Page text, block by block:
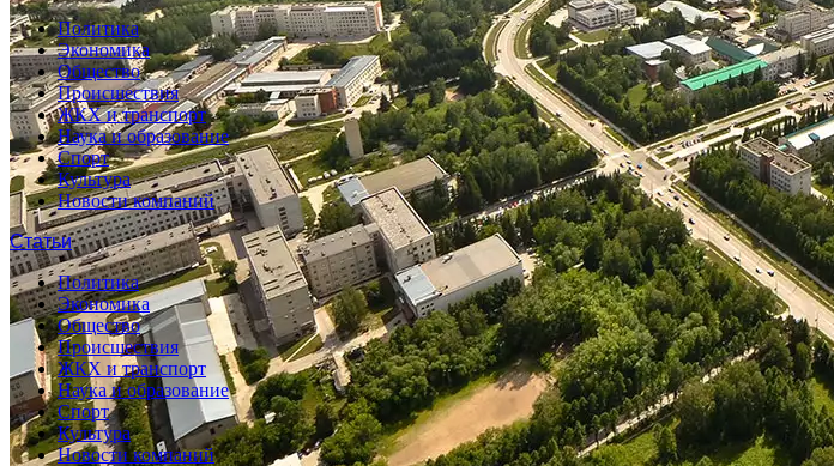
Политика
Экономика
Общество
Происшествия
ЖКХ и транспорт
Наука и образование
Спорт
Культура
Новости компаний
Статьи
Политика
Экономика
Общество
Происшествия
ЖКХ и транспорт
Наука и образование
Спорт
Культура
Новости компаний